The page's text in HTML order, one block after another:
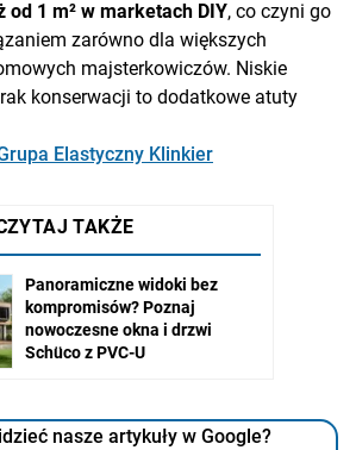
od 1 m² w marketach DIY, co czyni go
zarówno dla większych
majsterkowiczów. Niskie
konserwacji to dodatkowe atuty
Elastyczny Klinkier
nasze artykuły w Google?